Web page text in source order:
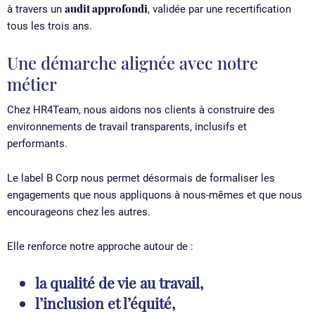
à travers un audit approfondi, validée par une recertification
tous les trois ans.
Une démarche alignée avec notre
métier
Chez HR4Team, nous aidons nos clients à construire des
environnements de travail transparents, inclusifs et
performants.
Le label B Corp nous permet désormais de formaliser les
engagements que nous appliquons à nous-mêmes et que nous
encourageons chez les autres.
Elle renforce notre approche autour de :
la qualité de vie au travail,
l’inclusion et l’équité,